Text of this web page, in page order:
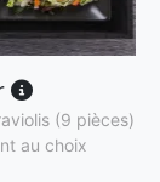
(9 pièces)
au choix